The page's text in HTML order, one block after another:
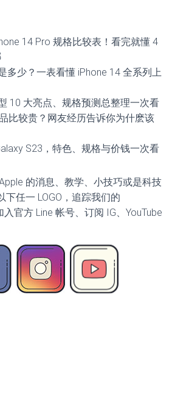
14 Pro 规格比较表！看完就懂 4
多少？一表看懂 iPhone 14 全系列上
10 大亮点、规格预测总整理一次看
比较贵？网友经历告诉你为什麽该
S23，特色、规格与价钱一次看
的消息、教学、小技巧或是科技
下任一 LOGO，追踪我们的
官方 Line 帐号、订阅 IG、YouTube